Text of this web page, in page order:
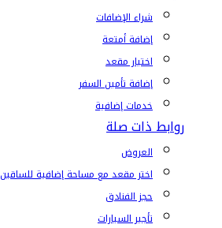
شراء الإضافات
إضافة أمتعة
اختيار مقعد
إضافة تأمين السفر
خدمات إضافية
روابط ذات صلة
العروض
اختر مقعد مع مساحة إضافية للساقين
حجز الفنادق
تأجير السيارات